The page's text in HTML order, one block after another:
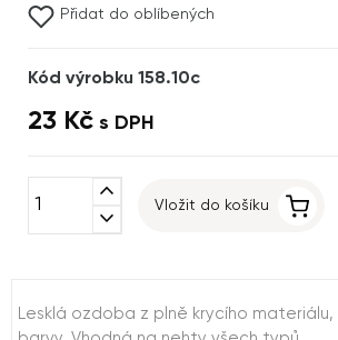
Přidat do oblíbených
Kód výrobku 158.10c
23 Kč s DPH
expand_less
expand_more
Vložit do košíku
Lesklá ozdoba z plně krycího